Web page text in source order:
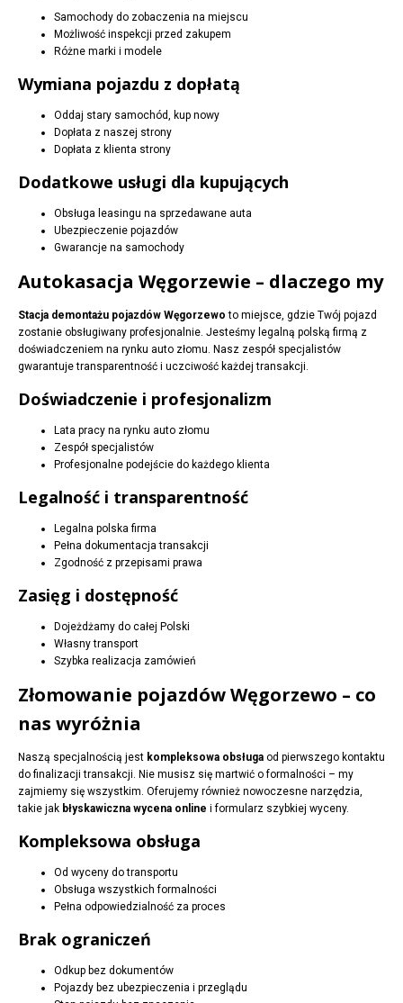
Samochody do zobaczenia na miejscu
Możliwość inspekcji przed zakupem
Różne marki i modele
Wymiana pojazdu z dopłatą
Oddaj stary samochód, kup nowy
Dopłata z naszej strony
Dopłata z klienta strony
Dodatkowe usługi dla kupujących
Obsługa leasingu na sprzedawane auta
Ubezpieczenie pojazdów
Gwarancje na samochody
Autokasacja Węgorzewie – dlaczego my
Stacja demontażu pojazdów Węgorzewo to miejsce, gdzie Twój pojazd
zostanie obsługiwany profesjonalnie. Jesteśmy legalną polską firmą z
doświadczeniem na rynku auto złomu. Nasz zespół specjalistów
gwarantuje transparentność i uczciwość każdej transakcji.
Doświadczenie i profesjonalizm
Lata pracy na rynku auto złomu
Zespół specjalistów
Profesjonalne podejście do każdego klienta
Legalność i transparentność
Legalna polska firma
Pełna dokumentacja transakcji
Zgodność z przepisami prawa
Zasięg i dostępność
Dojeżdżamy do całej Polski
Własny transport
Szybka realizacja zamówień
Złomowanie pojazdów Węgorzewo – co
nas wyróżnia
Naszą specjalnością jest kompleksowa obsługa od pierwszego kontaktu
do finalizacji transakcji. Nie musisz się martwić o formalności – my
zajmiemy się wszystkim. Oferujemy również nowoczesne narzędzia,
takie jak błyskawiczna wycena online i formularz szybkiej wyceny.
Kompleksowa obsługa
Od wyceny do transportu
Obsługa wszystkich formalności
Pełna odpowiedzialność za proces
Brak ograniczeń
Odkup bez dokumentów
Pojazdy bez ubezpieczenia i przeglądu